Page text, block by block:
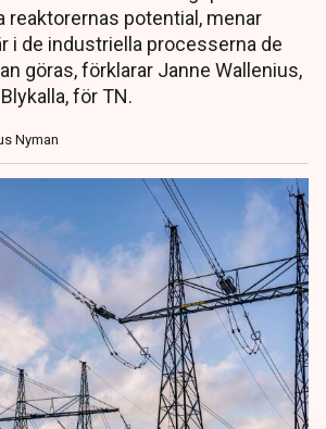
reaktorernas potential, menar
i de industriella processerna de
göras, förklarar Janne Wallenius,
för TN.
Nyman